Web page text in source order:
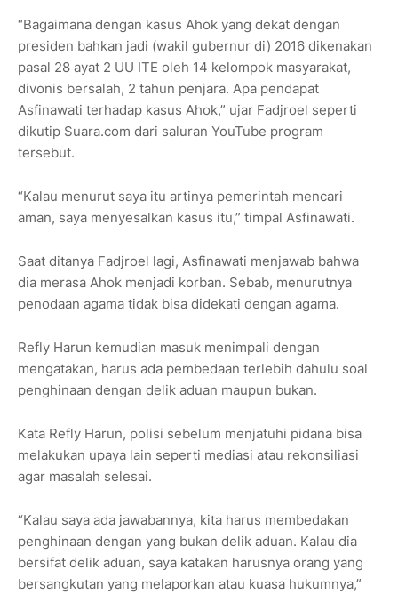
“Bagaimana dengan kasus Ahok yang dekat dengan
presiden bahkan jadi (wakil gubernur di) 2016 dikenakan
pasal 28 ayat 2 UU ITE oleh 14 kelompok masyarakat,
divonis bersalah, 2 tahun penjara. Apa pendapat
Asfinawati terhadap kasus Ahok,” ujar Fadjroel seperti
dikutip Suara.com dari saluran YouTube program
tersebut.
“Kalau menurut saya itu artinya pemerintah mencari
aman, saya menyesalkan kasus itu,” timpal Asfinawati.
Saat ditanya Fadjroel lagi, Asfinawati menjawab bahwa
dia merasa Ahok menjadi korban. Sebab, menurutnya
penodaan agama tidak bisa didekati dengan agama.
Refly Harun kemudian masuk menimpali dengan
mengatakan, harus ada pembedaan terlebih dahulu soal
penghinaan dengan delik aduan maupun bukan.
Kata Refly Harun, polisi sebelum menjatuhi pidana bisa
melakukan upaya lain seperti mediasi atau rekonsiliasi
agar masalah selesai.
“Kalau saya ada jawabannya, kita harus membedakan
penghinaan dengan yang bukan delik aduan. Kalau dia
bersifat delik aduan, saya katakan harusnya orang yang
bersangkutan yang melaporkan atau kuasa hukumnya,”